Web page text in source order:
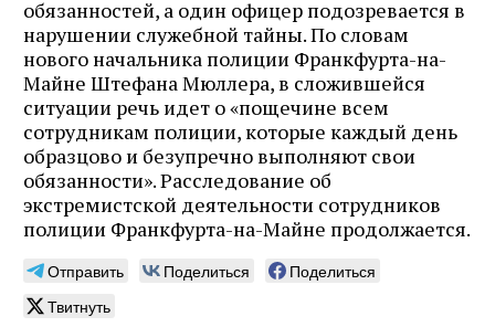
обязанностей, а один офицер подозревается в
нарушении служебной тайны. По словам
нового начальника полиции Франкфурта-на-
Майне Штефана Мюллера, в сложившейся
ситуации речь идет о «пощечине всем
сотрудникам полиции, которые каждый день
образцово и безупречно выполняют свои
обязанности». Расследование об
экстремистской деятельности сотрудников
полиции Франкфурта-на-Майне продолжается.
Отправить Поделиться
Поделиться
Твитнуть